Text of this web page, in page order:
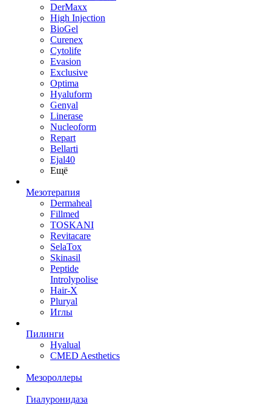
DerMaxx
High Injection
BioGel
Curenex
Cytolife
Evasion
Exclusive
Optima
Hyaluform
Genyal
Linerase
Nucleoform
Repart
Bellarti
Ejal40
Ещё
Мезотерапия
Dermaheal
Fillmed
TOSKANI
Revitacare
SelaTox
Skinasil
Peptide
Introlypolise
Hair-X
Pluryal
Иглы
Пилинги
Hyalual
CMED Aesthetics
Мезороллеры
Гиалуронидаза